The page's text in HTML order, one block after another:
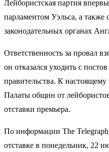
Лейбористская партия
парламентом Уэльса, а также
законодательных органах
Ответственность за провал
он отказался уходить с
правительства. К
Палаты общин от
отставки премьера.
По информации The
отставке в понедельник, 22